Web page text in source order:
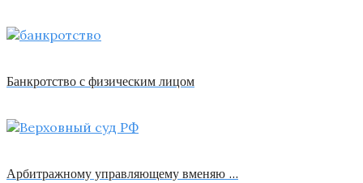
Банкротство с физическим лицом
Арбитражному управляющему вменяю …